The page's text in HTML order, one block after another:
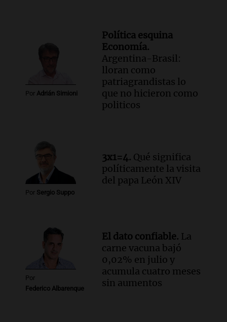
Por Adrián Simioni
Política esquina
Economía.
Argentina-Brasil:
lloran como
patriagrandistas lo
que no hicieron como
politicos
Por Sergio Suppo
3x1=4. Qué significa
políticamente la visita
del papa León XIV
Por
Federico Albarenque
El dato confiable. La
carne vacuna bajó
0,02% en julio y
acumula cuatro meses
sin aumentos